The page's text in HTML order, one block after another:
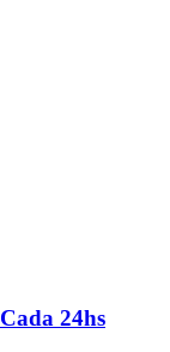
24hs